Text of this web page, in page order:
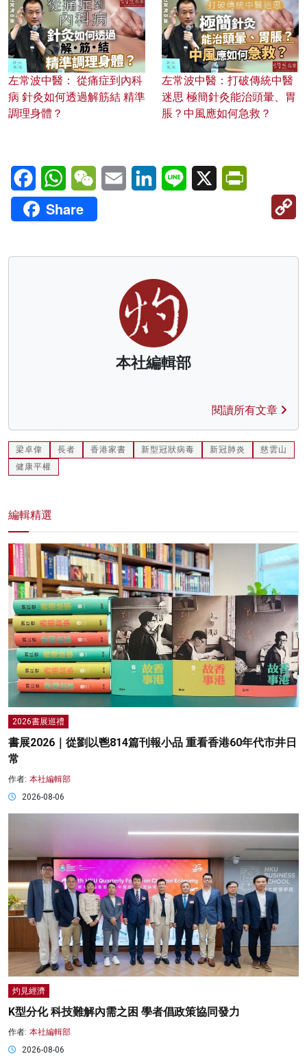
左常波中醫： 從痛症到內科
病 針灸如何透過解筋結 精準
調理身體？
左常波中醫：打破傳統中醫
迷思 極簡針灸能治頭暈、胃
脹？中風應如何急救？
FacebookWhatsAppWeChatEmail LinkedInLine X
Share
本社編輯部
閱讀所有文章
梁卓偉 長者 香港家書 新型冠狀病毒 新冠肺炎
慈雲山
健康平權
編輯精選
2026書展巡禮
書展2026｜從劉以鬯814篇刊報小品 重看香港60年代市井日
常
作者: 本社編輯部
2026-08-06
灼見經濟
K型分化 科技難解內需之困 學者倡政策協同發力
作者: 本社編輯部
2026-08-06